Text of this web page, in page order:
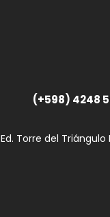
(+598) 4248
Ed. Torre del Triángulo